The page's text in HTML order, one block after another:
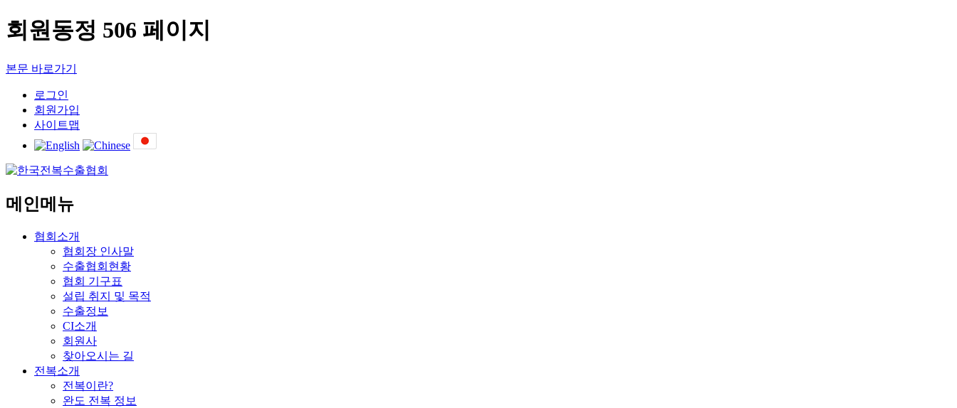
회원동정 506 페이지
본문 바로가기
로그인
회원가입
사이트맵
메인메뉴
협회소개
협회장 인사말
수출협회현황
협회 기구표
설립 취지 및 목적
수출정보
CI소개
회원사
찾아오시는 길
전복소개
전복이란?
완도 전복 정보